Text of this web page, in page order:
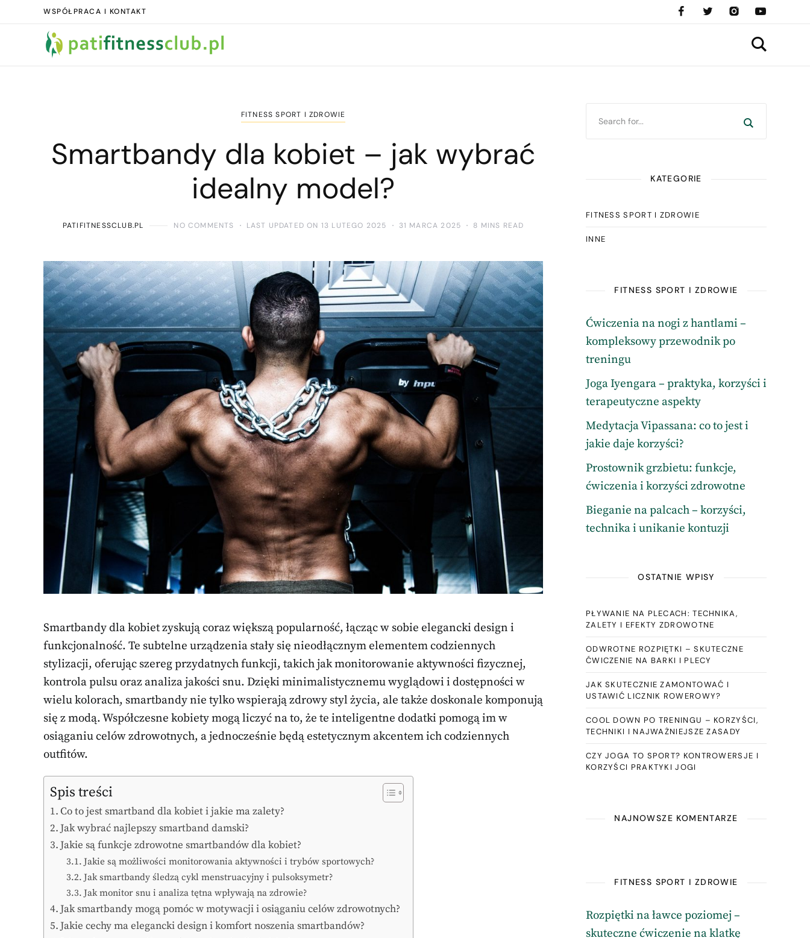
WSPÓŁPRACA I KONTAKT
FITNESS SPORT I ZDROWIE
Smartbandy dla kobiet – jak wybrać
idealny model?
PATIFITNESSCLUB.PL NO COMMENTS LAST UPDATED ON 13 LUTEGO 2025 31 MARCA 2025 8 MINS READ
Smartbandy dla kobiet zyskują coraz większą popularność, łącząc w sobie elegancki design i
funkcjonalność. Te subtelne urządzenia stały się nieodłącznym elementem codziennych
stylizacji, oferując szereg przydatnych funkcji, takich jak monitorowanie aktywności fizycznej,
kontrola pulsu oraz analiza jakości snu. Dzięki minimalistycznemu wyglądowi i dostępności w
wielu kolorach, smartbandy nie tylko wspierają zdrowy styl życia, ale także doskonale komponują
się z modą. Współczesne kobiety mogą liczyć na to, że te inteligentne dodatki pomogą im w
osiąganiu celów zdrowotnych, a jednocześnie będą estetycznym akcentem ich codziennych
outfitów.
Spis treści
Co to jest smartband dla kobiet i jakie ma zalety?
Jak wybrać najlepszy smartband damski?
Jakie są funkcje zdrowotne smartbandów dla kobiet?
Jakie są możliwości monitorowania aktywności i trybów sportowych?
Jak smartbandy śledzą cykl menstruacyjny i pulsoksymetr?
Jak monitor snu i analiza tętna wpływają na zdrowie?
Jak smartbandy mogą pomóc w motywacji i osiąganiu celów zdrowotnych?
Jakie cechy ma elegancki design i komfort noszenia smartbandów?
KATEGORIE
FITNESS SPORT I ZDROWIE
INNE
FITNESS SPORT I ZDROWIE
Ćwiczenia na nogi z hantlami –
kompleksowy przewodnik po
treningu
Joga Iyengara – praktyka, korzyści i
terapeutyczne aspekty
Medytacja Vipassana: co to jest i
jakie daje korzyści?
Prostownik grzbietu: funkcje,
ćwiczenia i korzyści zdrowotne
Bieganie na palcach – korzyści,
technika i unikanie kontuzji
OSTATNIE WPISY
PŁYWANIE NA PLECACH: TECHNIKA,
ZALETY I EFEKTY ZDROWOTNE
ODWROTNE ROZPIĘTKI – SKUTECZNE
ĆWICZENIE NA BARKI I PLECY
JAK SKUTECZNIE ZAMONTOWAĆ I
USTAWIĆ LICZNIK ROWEROWY?
COOL DOWN PO TRENINGU – KORZYŚCI,
TECHNIKI I NAJWAŻNIEJSZE ZASADY
CZY JOGA TO SPORT? KONTROWERSJE I
KORZYŚCI PRAKTYKI JOGI
NAJNOWSZE KOMENTARZE
FITNESS SPORT I ZDROWIE
Rozpiętki na ławce poziomej –
skuteczne ćwiczenie na klatkę